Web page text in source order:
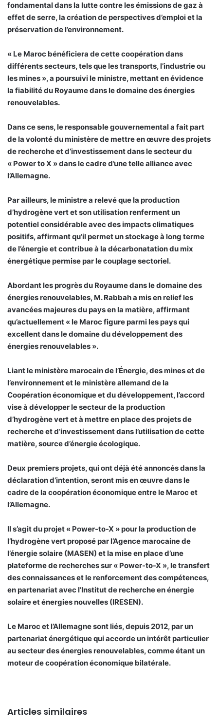
fondamental dans la lutte contre les émissions de gaz à
effet de serre, la création de perspectives d’emploi et la
préservation de l’environnement.
« Le Maroc bénéficiera de cette coopération dans
différents secteurs, tels que les transports, l’industrie ou
les mines », a poursuivi le ministre, mettant en évidence
la fiabilité du Royaume dans le domaine des énergies
renouvelables.
Dans ce sens, le responsable gouvernemental a fait part
de la volonté du ministère de mettre en œuvre des projets
de recherche et d’investissement dans le secteur du
« Power to X » dans le cadre d’une telle alliance avec
l’Allemagne.
Par ailleurs, le ministre a relevé que la production
d’hydrogène vert et son utilisation renferment un
potentiel considérable avec des impacts climatiques
positifs, affirmant qu’il permet un stockage à long terme
de l’énergie et contribue à la décarbonatation du mix
énergétique permise par le couplage sectoriel.
Abordant les progrès du Royaume dans le domaine des
énergies renouvelables, M. Rabbah a mis en relief les
avancées majeures du pays en la matière, affirmant
qu’actuellement « le Maroc figure parmi les pays qui
excellent dans le domaine du développement des
énergies renouvelables ».
Liant le ministère marocain de l’Énergie, des mines et de
l’environnement et le ministère allemand de la
Coopération économique et du développement, l’accord
vise à développer le secteur de la production
d’hydrogène vert et à mettre en place des projets de
recherche et d’investissement dans l’utilisation de cette
matière, source d’énergie écologique.
Deux premiers projets, qui ont déjà été annoncés dans la
déclaration d’intention, seront mis en œuvre dans le
cadre de la coopération économique entre le Maroc et
l’Allemagne.
Il s’agit du projet « Power-to-X » pour la production de
l’hydrogène vert proposé par l’Agence marocaine de
l’énergie solaire (MASEN) et la mise en place d’une
plateforme de recherches sur « Power-to-X », le transfert
des connaissances et le renforcement des compétences,
en partenariat avec l’Institut de recherche en énergie
solaire et énergies nouvelles (IRESEN).
Le Maroc et l’Allemagne sont liés, depuis 2012, par un
partenariat énergétique qui accorde un intérêt particulier
au secteur des énergies renouvelables, comme étant un
moteur de coopération économique bilatérale.
Articles similaires